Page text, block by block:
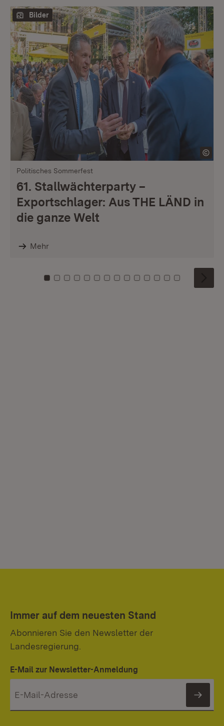
Bilder
Politisches Sommerfest
61. Stallwächterparty –
Exportschlager: Aus THE LÄND in
die ganze Welt
Mehr
Zu Kachel: 0
Zu Kachel: 1
Zu Kachel: 2
Zu Kachel: 3
Zu Kachel: 4
Zu Kachel: 5
Zu Kachel: 6
Zu Kachel: 7
Zu Kachel: 8
Zu Kachel: 9
Zu Kachel: 10
Zu Kachel: 11
Zu Kachel: 12
Zu Kachel:
Immer auf dem neuesten Stand
Abonnieren Sie den Newsletter der
Landesregierung.
E-Mail zur Newsletter-Anmeldung